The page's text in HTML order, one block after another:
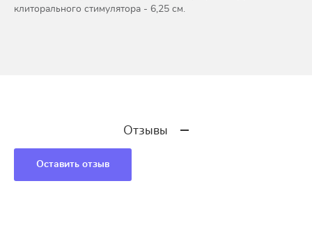
клиторального стимулятора - 6,25 см.
Отзывы
Оставить отзыв